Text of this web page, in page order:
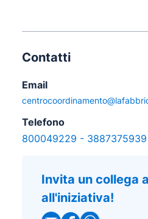
Contatti
Email
Telefono
800049229 - 3887375939
Invita un collega
all'iniziativa!